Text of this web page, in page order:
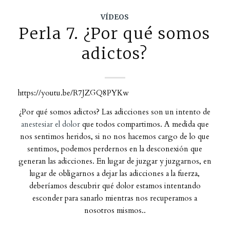
VÍDEOS
Perla 7. ¿Por qué somos
adictos?
https://youtu.be/R7JZGQ8PYKw
¿Por qué somos adictos? Las adicciones son un intento de
anestesiar el dolor que todos compartimos. A medida que
nos sentimos heridos, si no nos hacemos cargo de lo que
sentimos, podemos perdernos en la desconexión que
generan las adicciones. En lugar de juzgar y juzgarnos, en
lugar de obligarnos a dejar las adicciones a la fuerza,
deberíamos descubrir qué dolor estamos intentando
esconder para sanarlo mientras nos recuperamos a
nosotros mismos..